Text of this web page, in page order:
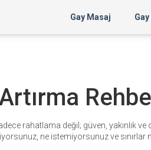
Gay Masaj
rahatlama değil; güven, yakınlık ve
ne istemiyorsunuz ve sınırlar